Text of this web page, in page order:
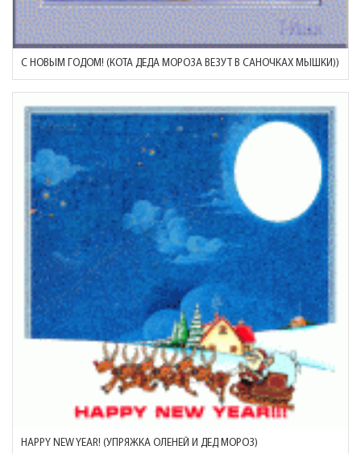
С НОВЫМ ГОДОМ! (КОТА ДЕДА МОРОЗА ВЕЗУТ В САНОЧКАХ МЫШКИ))
HAPPY NEW YEAR! (УПРЯЖКА ОЛЕНЕЙ И ДЕД МОРОЗ)